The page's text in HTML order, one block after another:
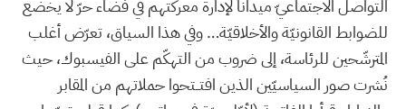
التواصل الاجتماعيّ ميدانا لإدارة معركتهم في فضاء حرّ لا يخضع
للضوابط القانونيّة والأخلاقيّة… وفي هذا السياق، تعرّض أغلب
المترشّحين للرئاسة، إلى ضروب من التهكّم على الفيسبوك، حيث
نُشرت صور السياسيّين الذين افتــتحوا حملاتهم من المقابر